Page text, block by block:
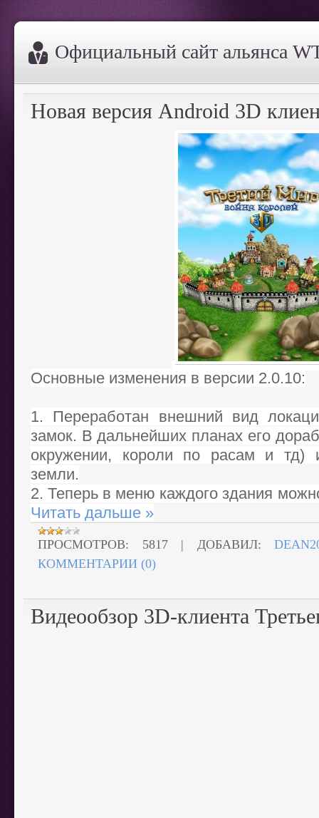
Официальный сайт альянса
Новая версия Android 3D
Основные изменения в версии 2.0.10:
1. Переработан внешний вид
замок. В дальнейших планах его
окружении, короли по расам и тд)
земли.
2. Теперь в меню каждого здания
Читать дальше »
ПРОСМОТРОВ: 5817 | ДОБАВИЛ:
КОММЕНТАРИИ (0)
Видеообзор 3D-клиента